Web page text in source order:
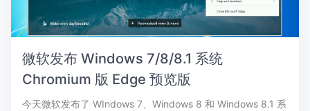
微软发布 Windows 7/8/8.1 系统
Chromium 版 Edge 预览版
今天微软发布了 WIndows 7、Windows 8 和 Windows 8.1 系